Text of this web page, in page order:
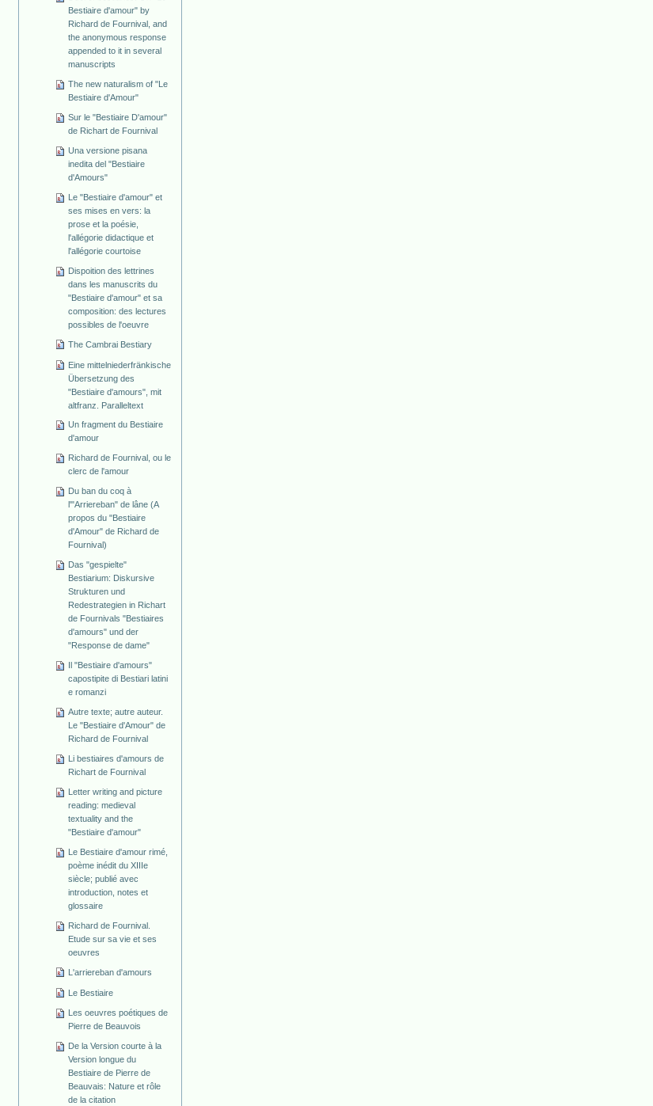
Bestiaire d'amour" by
Richard de Fournival, and
the anonymous response
appended to it in several
manuscripts
The new naturalism of "Le
Bestiaire d'Amour"
Sur le "Bestiaire D'amour"
de Richart de Fournival
Una versione pisana
inedita del "Bestiaire
d'Amours"
Le "Bestiaire d'amour" et
ses mises en vers: la
prose et la poésie,
l'allégorie didactique et
l'allégorie courtoise
Dispoition des lettrines
dans les manuscrits du
"Bestiaire d'amour" et sa
composition: des lectures
possibles de l'oeuvre
The Cambrai Bestiary
Eine mittelniederfränkische
Übersetzung des
"Bestiaire d'amours", mit
altfranz. Paralleltext
Un fragment du Bestiaire
d'amour
Richard de Fournival, ou le
clerc de l'amour
Du ban du coq à
l'"Arriereban" de lâne (A
propos du "Bestiaire
d'Amour" de Richard de
Fournival)
Das "gespielte"
Bestiarium: Diskursive
Strukturen und
Redestrategien in Richart
de Fournivals "Bestiaires
d'amours" und der
"Response de dame"
Il "Bestiaire d'amours"
capostipite di Bestiari latini
e romanzi
Autre texte; autre auteur.
Le "Bestiaire d'Amour" de
Richard de Fournival
Li bestiaires d'amours de
Richart de Fournival
Letter writing and picture
reading: medieval
textuality and the
"Bestiaire d'amour"
Le Bestiaire d'amour rimé,
poème inédit du XIIIe
siècle; publié avec
introduction, notes et
glossaire
Richard de Fournival.
Etude sur sa vie et ses
oeuvres
L'arriereban d'amours
Le Bestiaire
Les oeuvres poétiques de
Pierre de Beauvois
De la Version courte à la
Version longue du
Bestiaire de Pierre de
Beauvais: Nature et rôle
de la citation